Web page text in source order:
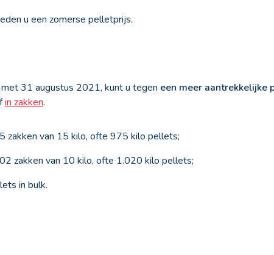
u een zomerse pelletprijs.
31 augustus 2021, kunt u tegen een meer aantrekkelijke
in zakken.
zakken van 15 kilo, ofte 975 kilo pellets;
zakken van 10 kilo, ofte 1.020 kilo pellets;
in bulk.